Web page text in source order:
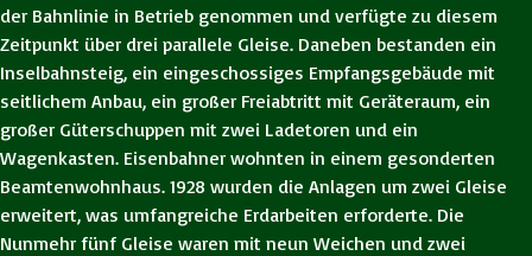
der Bahnlinie in Betrieb genommen und verfügte zu diesem
Zeitpunkt über drei parallele Gleise. Daneben bestanden ein
Inselbahnsteig, ein eingeschossiges Empfangsgebäude mit
seitlichem Anbau, ein großer Freiabtritt mit Geräteraum, ein
großer Güterschuppen mit zwei Ladetoren und ein
Wagenkasten. Eisenbahner wohnten in einem gesonderten
Beamtenwohnhaus. 1928 wurden die Anlagen um zwei Gleise
erweitert, was umfangreiche Erdarbeiten erforderte. Die
Nunmehr fünf Gleise waren mit neun Weichen und zwei